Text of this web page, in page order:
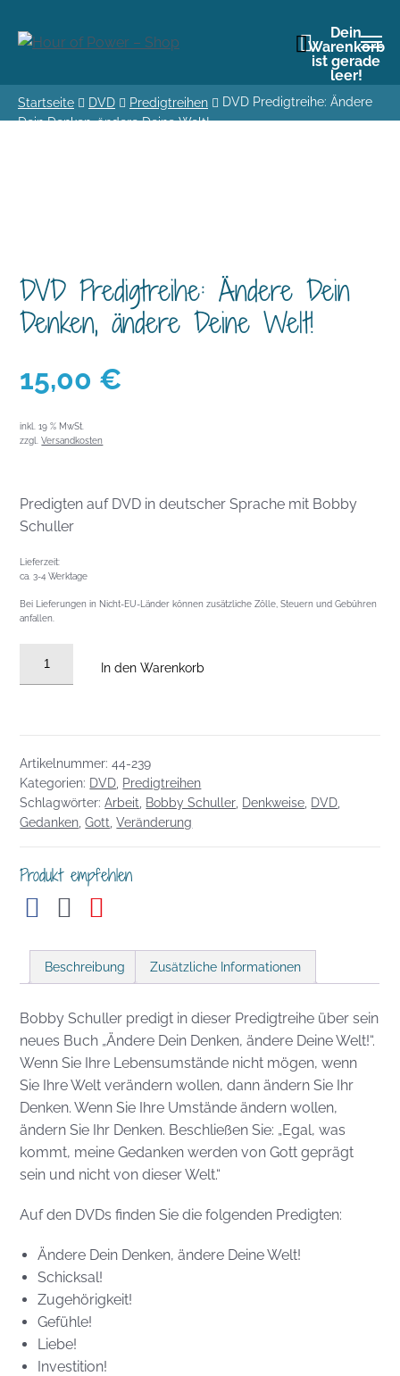
Dein
Warenkorb
ist gerade
leer!
Startseite DVD Predigtreihen
DVD Predigtreihe: Ändere
Dein Denken, ändere Deine Welt!
DVD Predigtreihe: Ändere Dein
Denken, ändere Deine Welt!
15,00 €
inkl. 19 % MwSt.
zzgl.Versandkosten
Predigten auf DVD in deutscher Sprache mit Bobby
Schuller
Lieferzeit:
ca. 3-4 Werktage
Bei Lieferungen in Nicht-EU-Länder können zusätzliche Zölle, Steuern und Gebühren
anfallen.
Predigtreihe:
ändere
Deine
Welt!
Menge
In den Warenkorb
Artikelnummer:44-239
Kategorien: DVD Predigtreihen
Schlagwörter:Arbeit Bobby Schuller Denkweise DVD
Gedanken ,Gott ,Veränderung
Produkt empfehlen
Beschreibung Zusätzliche Informationen
Bobby Schuller predigt in dieser Predigtreihe über sein
neues Buch „Ändere Dein Denken, ändere Deine Welt!“.
Wenn Sie Ihre Lebensumstände nicht mögen, wenn
Sie Ihre Welt verändern wollen, dann ändern Sie Ihr
Denken. Wenn Sie Ihre Umstände ändern wollen,
ändern Sie Ihr Denken. Beschließen Sie: „Egal, was
kommt, meine Gedanken werden von Gott geprägt
sein und nicht von dieser Welt.“
Auf den DVDs finden Sie die folgenden Predigten:
Ändere Dein Denken, ändere Deine Welt!
Schicksal!
Zugehörigkeit!
Gefühle!
Liebe!
Investition!